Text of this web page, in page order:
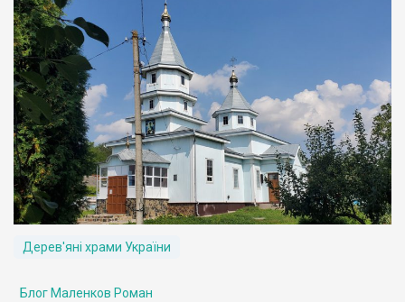
Дерев'яні храми України
Блог Маленков Роман